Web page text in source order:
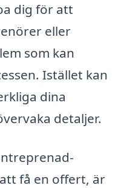
dig för att
eller
som kan
Istället kan
dina
detaljer.
få en offert, är